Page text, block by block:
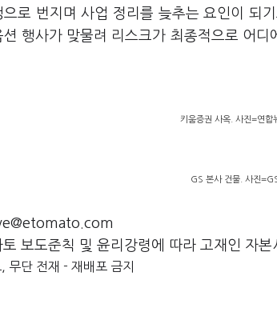
로 번지며 사업 정리를 늦추는 요인이 되
행사가 맞물려 리스크가 최종적으로 어
키움증권 사옥. 사진=연합
GS 본사 건물. 사진
보도준칙 및 윤리강령에 따라 고재인 자본
단 전재 - 재배포 금지